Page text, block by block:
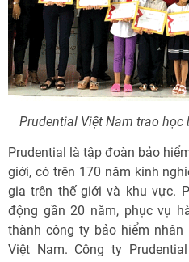
Prudential Việt Nam trao học
Prudential là tập đoàn bảo
giới, có trên 170 năm kinh
gia trên thế giới và khu vực.
động gần 20 năm, phục vụ
thành công ty bảo hiểm
Việt Nam. Công ty